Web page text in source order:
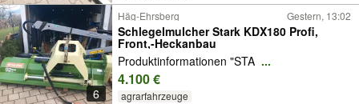
6
Häg-Ehrsberg Gestern, 13:02
Schlegelmulcher Stark KDX180 Profi,
Front,-Heckanbau
Produktinformationen "STA ...
4.100 €
agrarfahrzeuge